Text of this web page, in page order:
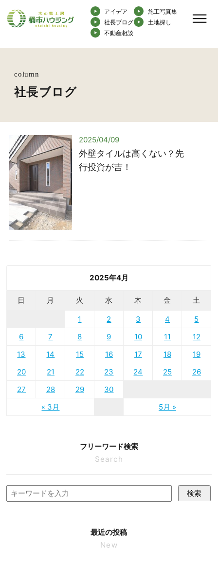
アイデア
施工写真集
社長ブログ
土地探し
不動産相談
column
社長ブログ
2025/04/09
外壁タイルは高くない？先
行投資が吉！
2025年4月
日 月 火 水 木 金 土
« 3月 5月 »
1 2 3 4
5
6
7 8 9 10 11
12
13
14 15 16 17 18
19
20
21 22 23 24 25
26
27
28 29 30
フリーワード検索
Search
検索
最近の投稿
New